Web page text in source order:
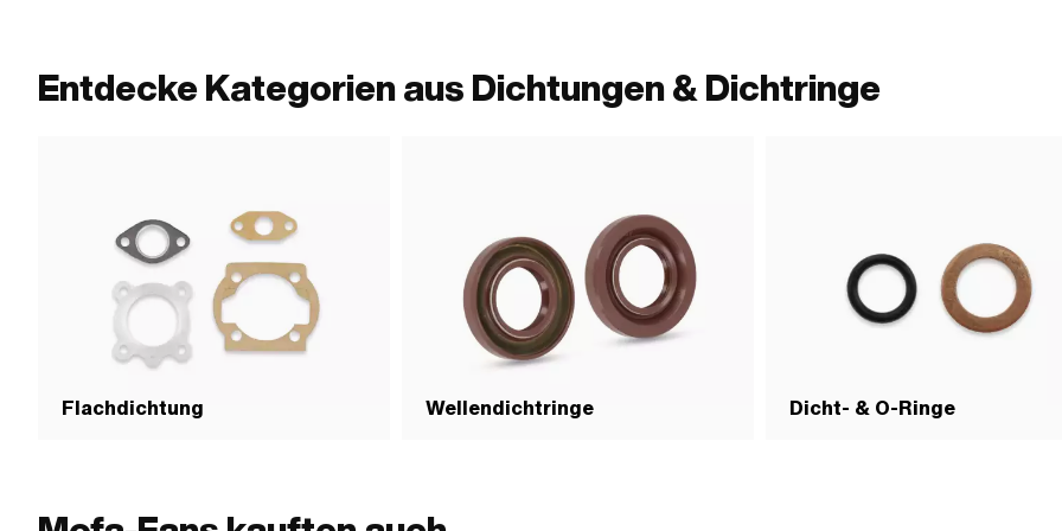
Entdecke Kategorien aus Dichtungen & Dichtringe
Flachdichtung Wellendichtringe Dicht- & O-Ringe